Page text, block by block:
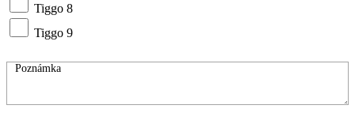
Tiggo 8
Tiggo 9